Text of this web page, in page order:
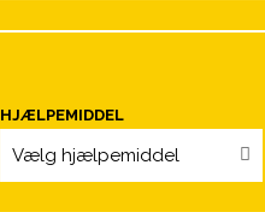
HJÆLPEMIDDEL
Vælg hjælpemiddel